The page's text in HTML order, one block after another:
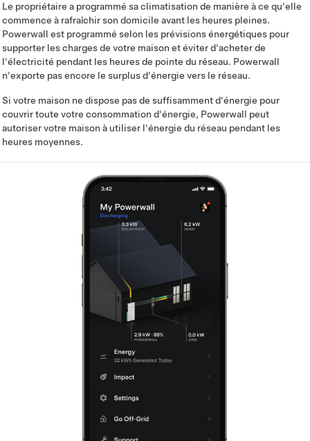
Le propriétaire a programmé sa climatisation de manière à ce qu'elle
commence à rafraîchir son domicile avant les heures pleines.
Powerwall est programmé selon les prévisions énergétiques pour
supporter les charges de votre maison et éviter d'acheter de
l'électricité pendant les heures de pointe du réseau. Powerwall
n'exporte pas encore le surplus d'énergie vers le réseau.
Si votre maison ne dispose pas de suffisamment d'énergie pour
couvrir toute votre consommation d'énergie, Powerwall peut
autoriser votre maison à utiliser l'énergie du réseau pendant les
heures moyennes.